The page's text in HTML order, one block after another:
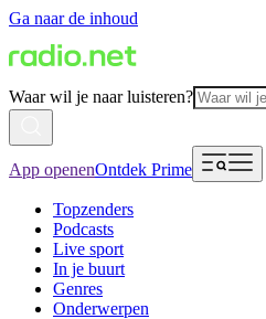
Ga naar de inhoud
Waar wil je naar luisteren?
App openenOntdek Prime
Topzenders
Podcasts
Live sport
In je buurt
Genres
Onderwerpen